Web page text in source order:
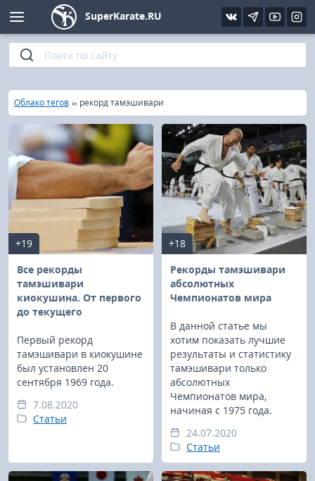
SuperKarate.RU
Главная
»
Облако тегов » рекорд тамэшивари
+19
Все рекорды
тамэшивари
киокушина. От первого
до текущего
Первый рекорд
тамэшивари в киокушине
был установлен 20
сентября 1969 года.
7.08.2020
Статьи
+18
Рекорды тамэшивари
абсолютных
Чемпионатов мира
В данной статье мы
хотим показать лучшие
результаты и статистику
тамэшивари только
абсолютных
Чемпионатов мира,
начиная с 1975 года.
24.07.2020
Статьи
Киокушинкай
Кёкусин (IFK)
Шинкиокушинкай
Кекусин-кан
Кикбоксинг и K-1
Бокс
UFC и MMA
Муай тай
Фото
Видео
Интервью
Статьи
Уроки каратэ
Файлы
Библиотека